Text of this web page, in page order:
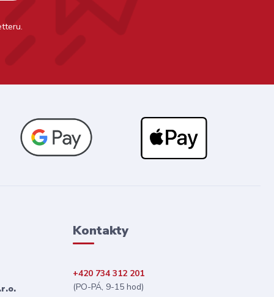
Kontakty
+420 734 312 201
(PO-PÁ, 9-15 hod)